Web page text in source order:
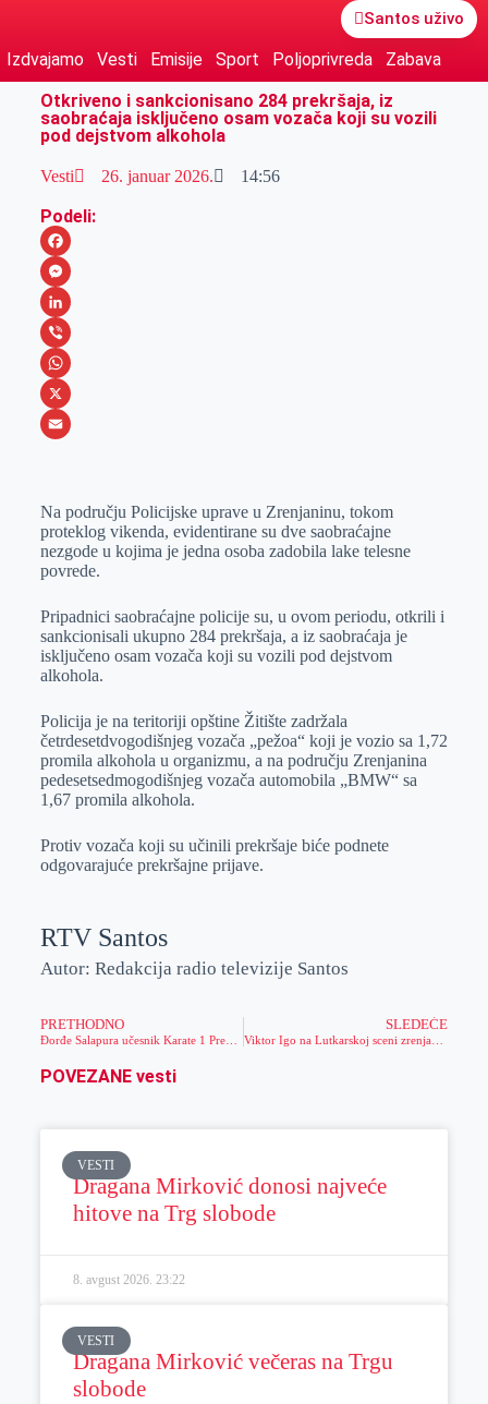
Santos uživo
Izdvajamo Vesti Emisije Sport Poljoprivreda
Zabava
Otkriveno i sankcionisano 284 prekršaja, iz
saobraćaja isključeno osam vozača koji su vozili
pod dejstvom alkohola
Vesti 26. januar 2026. 14:56
Podeli:
F
a
c
e
b
o
M
e
s
s
e
e
r
L
i
n
k
I
n
V
i
b
W
h
s
A
p
p
X
a
i
l
Na području Policijske uprave u Zrenjaninu, tokom
proteklog vikenda, evidentirane su dve saobraćajne
nezgode u kojima je jedna osoba zadobila lake telesne
povrede.
Pripadnici saobraćajne policije su, u ovom periodu, otkrili i
sankcionisali ukupno 284 prekršaja, a iz saobraćaja je
isključeno osam vozača koji su vozili pod dejstvom
alkohola.
Policija je na teritoriji opštine Žitište zadržala
četrdesetdvogodišnjeg vozača „pežoa“ koji je vozio sa 1,72
promila alkohola u organizmu, a na području Zrenjanina
pedesetsedmogodišnjeg vozača automobila „BMW“ sa
1,67 promila alkohola.
Protiv vozača koji su učinili prekršaje biće podnete
odgovarajuće prekršajne prijave.
RTV Santos
Autor: Redakcija radio televizije Santos
PRETHODNO
Đorđe Salapura učesnik Karate 1 Premijer lige u Istanbulu
SLEDEĆE
POVEZANE vesti
VESTI
Dragana Mirković donosi najveće
hitove na Trg slobode
8. avgust 2026. 23:22
VESTI
Dragana Mirković večeras na Trgu
slobode